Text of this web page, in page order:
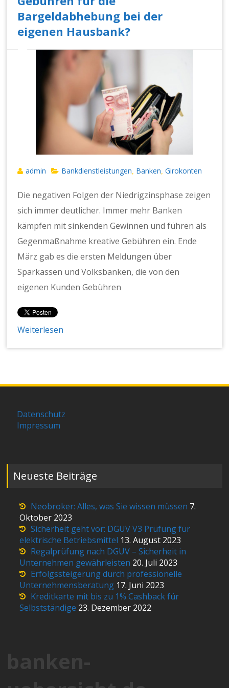
Bargeldabhebung bei der
eigenen Hausbank?
admin Bankdienstleistungen Banken ,Girokonten
Die negativen Folgen der Niedrigzinsphase zeigen
sich immer deutlicher. Immer mehr Banken
kämpfen mit sinkenden Gewinnen und führen als
Gegenmaßnahme kreative Gebühren ein. Ende
März gab es die ersten Meldungen über
Sparkassen und Volksbanken, die von den
eigenen Kunden Gebühren
Weiterlesen
Datenschutz
Impressum
Neueste Beiträge
Neobroker: Alles, was Sie wissen müssen 7.
Oktober 2023
Sicherheit geht vor: DGUV V3 Prüfung für
elektrische Betriebsmittel 13. August 2023
Regalprüfung nach DGUV – Sicherheit in
Unternehmen gewährleisten 20. Juli 2023
Erfolgssteigerung durch professionelle
Unternehmensberatung 17. Juni 2023
Kreditkarte mit bis zu 1% Cashback für
Selbstständige 23. Dezember 2022
banken-